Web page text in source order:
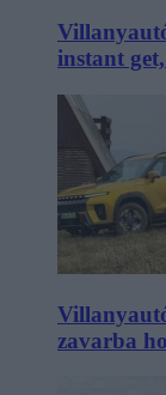
instant
zavarba